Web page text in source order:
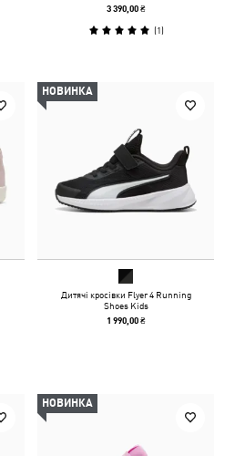
3 390,00 ₴
(1)
НОВИНКА
Дитячі кросівки Flyer 4 Running
Shoes Kids
1 990,00 ₴
НОВИНКА